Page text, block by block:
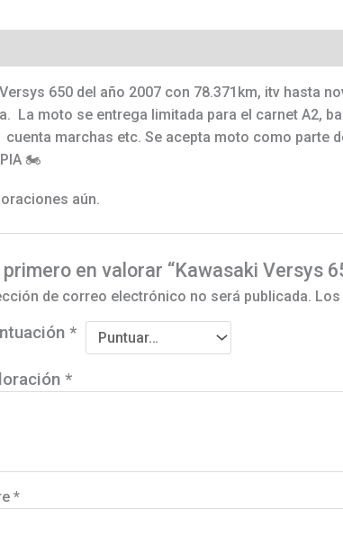
650 del año 2007 con 78.371km, itv hasta
La moto se entrega limitada para el carnet A2,
marchas etc. Se acepta moto como parte
🏍
aún.
primero en valorar “Kawasaki Versys
de correo electrónico no será publicada.
*
*
*